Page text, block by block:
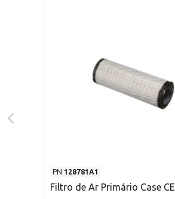
PN 128781A1
Filtro de Ar Primário Case CE